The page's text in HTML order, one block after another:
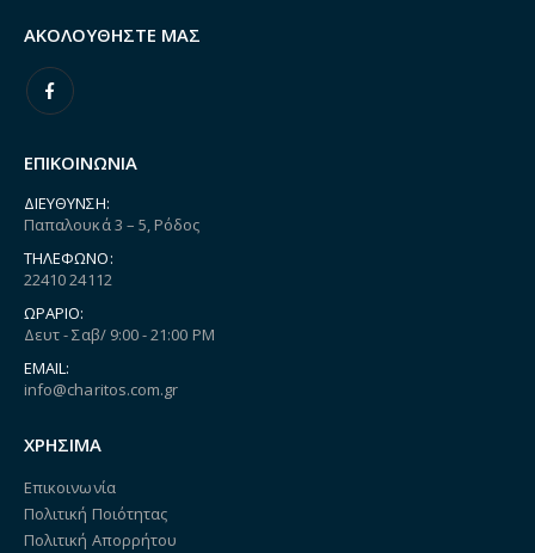
ΑΚΟΛΟΥΘΉΣΤΕ ΜΑΣ
ΕΠΙΚΟΙΝΩΝΙΑ
ΔΙΕΎΘΥΝΣΗ:
Παπαλουκά 3 – 5, Ρόδος
ΤΗΛΈΦΩΝΟ:
22410 24112
ΩΡΆΡΙΟ:
Δευτ - Σαβ/ 9:00 - 21:00 PM
EMAIL:
info@charitos.com.gr
ΧΡΗΣΙΜΑ
Επικοινωνία
Πολιτική Ποιότητας
Πολιτική Απορρήτου